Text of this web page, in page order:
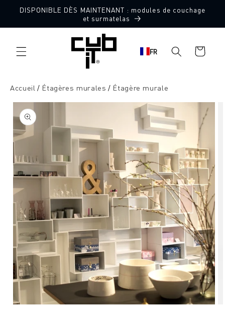
directement
DISPONIBLE DÈS MAINTENANT : modules de couchage
et surmatelas
FR
Panier
d'achat
Accueil Étagères murales Étagère murale
l'information
sur le
produit